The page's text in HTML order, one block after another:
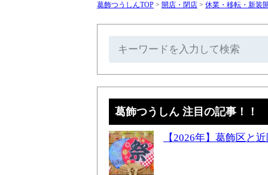
葛飾つうしんTOP > 開店・閉店 > 休業・移転・新装
葛飾つうしん 注目の記事！！
【2026年】葛飾区と